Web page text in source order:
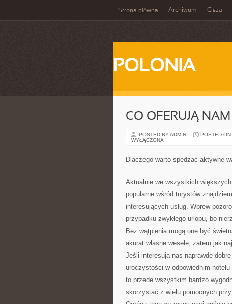
Strona główna Archiwum Cisza
POLONIA
CO OFERUJĄ
POSTED BY ADMIN POSTED
WYŁĄCZONA
Dlaczego warto spędzać aktywne
Aktualnie we wszystkich
popularne wśród turystów
interesujących usług. Wbrew
przypadku zwykłego urlopu, bo
Bez wątpienia mogą one być
akurat własne wesele, zatem jak
Jeśli interesują nas naprawdę
uroczystości w odpowiednim
to przede wszystkim bardzo
skorzystać z wielu pomocnych